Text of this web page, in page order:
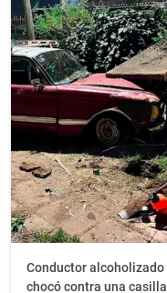
Conductor alcoholizado
chocó contra una casilla